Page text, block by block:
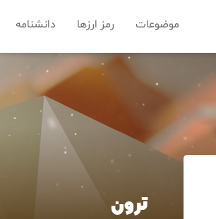
موضوعات رمز ارزها دانشنامه
ترون